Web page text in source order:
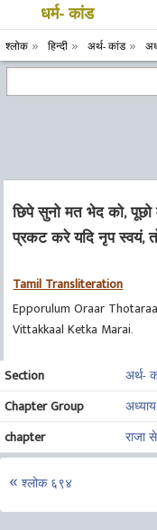
धर्म- कांड
श्लोक हिन्दी अर्थ- कांड
छिपे सुनो मत भेद को, पूछो
प्रकट करे यदि नृप स्वयं,
Tamil Transliteration
Epporulum Oraar
Vittakkaal Ketka Marai.
Section
अर्थ-
Chapter Group
chapter
राजा
श्लोक ६९४